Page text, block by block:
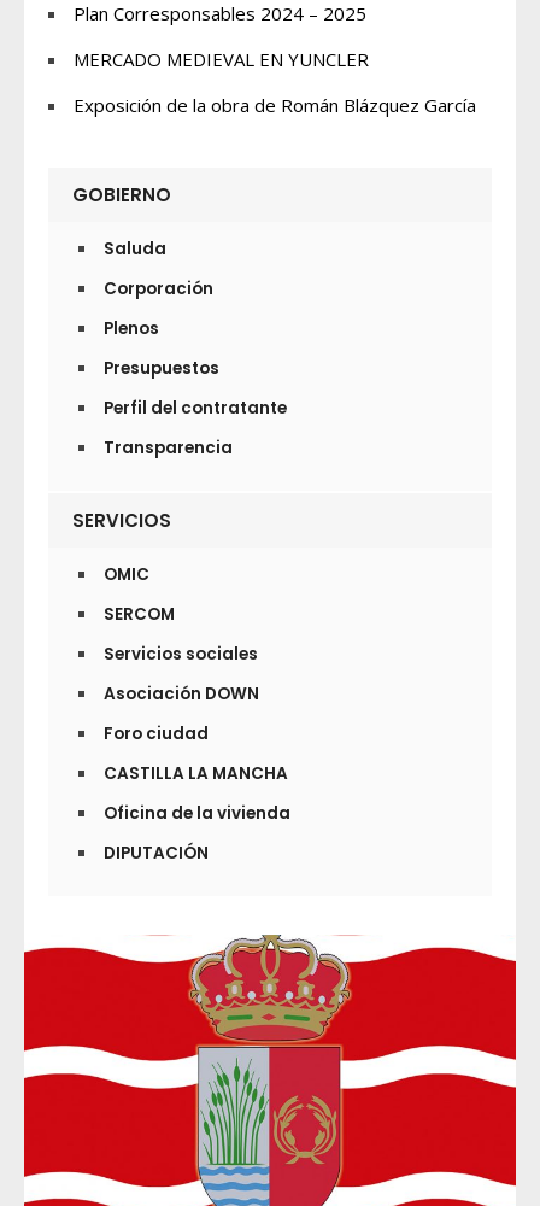
Plan Corresponsables 2024 – 2025
MERCADO MEDIEVAL EN YUNCLER
Exposición de la obra de Román Blázquez García
GOBIERNO
Saluda
Corporación
Plenos
Presupuestos
Perfil del contratante
Transparencia
SERVICIOS
OMIC
SERCOM
Servicios sociales
Asociación DOWN
Foro ciudad
CASTILLA LA MANCHA
Oficina de la vivienda
DIPUTACIÓN